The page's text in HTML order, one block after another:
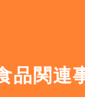
品関連